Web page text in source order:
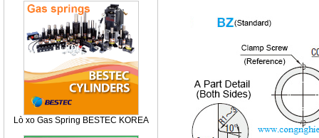
Lò xo Gas Spring BESTEC KOREA